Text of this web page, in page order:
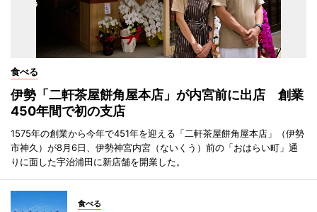
食べる
伊勢「二軒茶屋餅角屋本店」が内宮前に出店 創業
450年間で初の支店
1575年の創業から今年で451年を迎える「二軒茶屋餅角屋本店」（伊勢
市神久）が8月6日、伊勢神宮内宮（ないくう）前の「おはらい町」通
りに面した宇治浦田に新店舗を開業した。
食べる